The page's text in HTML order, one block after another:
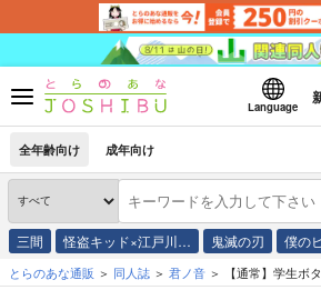
Language
全年齢向け 成年向け
三間 怪盗キッド×江戸川… 鬼滅の刃 僕の
とらのあな通販 同人誌 君ノ音 【通常】学生ボ